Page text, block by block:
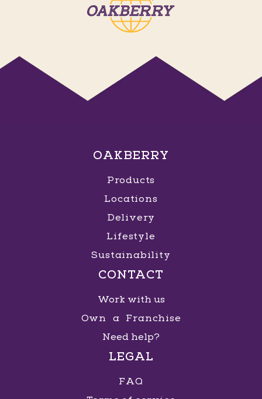
OAKBERRY
Products
Locations
Delivery
Lifestyle
Sustainability
CONTACT
Work with us
Own a Franchise
Need help?
LEGAL
FAQ